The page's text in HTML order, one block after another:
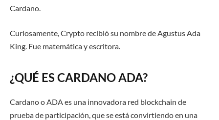
Cardano.
Curiosamente, Crypto recibió su nombre de Agustus Ada
King. Fue matemática y escritora.
¿QUÉ ES CARDANO ADA?
Cardano o ADA es una innovadora red blockchain de
prueba de participación, que se está convirtiendo en una